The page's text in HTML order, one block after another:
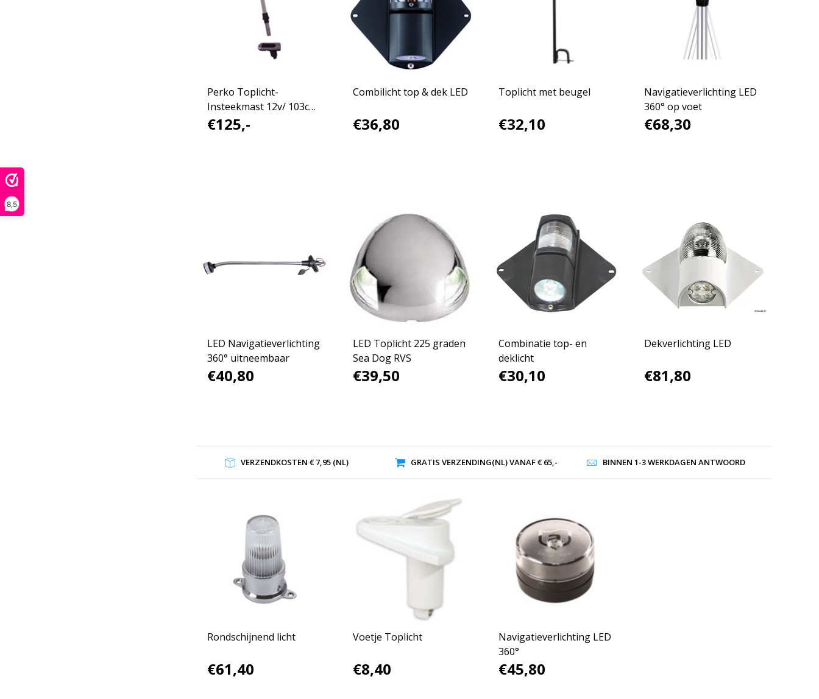
8,5
Perko Toplicht-
Insteekmast 12v/ 103cm.
Frosted lens
€125,-
Combilicht top & dek LED
€36,80
Toplicht met beugel
€32,10
Navigatieverlichting LED
360° op voet
€68,30
LED Navigatieverlichting
360° uitneembaar
€40,80
LED Toplicht 225 graden
Sea Dog RVS
€39,50
Combinatie top- en
deklicht
€30,10
Dekverlichting LED
€81,80
VERZENDKOSTEN € 7,95 (NL) GRATIS VERZENDING(NL) VANAF € 65,- BINNEN 1-3 WERKDAGEN ANTWOORD
Rondschijnend licht
€61,40
Voetje Toplicht
€8,40
Navigatieverlichting LED
360°
€45,80